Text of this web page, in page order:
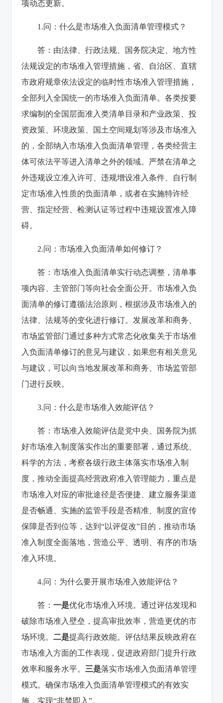
项动态更新。
1.问：什么是市场准入负面清单管理模式？
答：由法律、行政法规、国务院决定、地方性
法规设定的市场准入管理措施，省、自治区、直辖
市政府规章依法设定的临时性市场准入管理措施，
全部列入全国统一的市场准入负面清单。各类按要
求编制的全国层面准入类清单目录和产业政策、投
资政策、环境政策、国土空间规划等涉及市场准入
的，全部纳入市场准入负面清单管理，各类经营主
体可依法平等进入清单之外的领域。严禁在清单之
外违规设立准入许可、违规增设准入条件、自行制
定市场准入性质的负面清单，或者在实施特许经
营、指定经营、检测认证等过程中违规设置准入障
碍。
2.问：市场准入负面清单如何修订？
答：市场准入负面清单实行动态调整，清单事
项内容、主管部门等向社会全面公开。市场准入负
面清单的修订遵循法治原则，根据涉及市场准入的
法律、法规等的变化进行修订。发展改革和商务、
市场监管部门通过多种方式常态化收集关于市场准
入负面清单修订的意见与建议，如果您有相关意见
与建议，可以向当地发展改革和商务、市场监管部
门进行反映。
3.问：什么是市场准入效能评估？
答：市场准入效能评估是党中央、国务院为抓
好市场准入制度落实作出的重要部署，通过系统、
科学的方法，考察各级行政主体落实市场准入制
度，推动全面提高经营政府准入管理能力，重点是
市场准入对应的审批途径是否便捷、建立服务渠道
是否畅通、实施的监管手段是否精准、制度的宣传
保障是否到位等，达到“以评促改”目的，推动市场
准入制度全面落地，营造公平、透明、有序的市场
准入环境。
4.问：为什么要开展市场准入效能评估？
答：一是优化市场准入环境。通过评估发现和
破除市场准入壁垒，提高审批效率，营造更优的市
场环境。二是提高行政效能。评估结果反映政府在
市场准入方面的工作表现，促进政府部门提升行政
效率和服务水平。 三是落实市场准入负面清单管理
模式。确保市场准入负面清单管理模式的有效实
施，实现“非禁即入”。